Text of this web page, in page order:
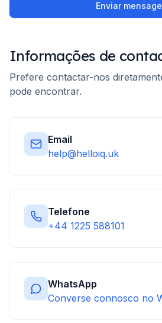
Enviar
Informações de
Prefere contactar-nos
pode encontrar.
Email
help@helloiq.uk
Telefone
+44 1225 588101
WhatsApp
Converse connosco no